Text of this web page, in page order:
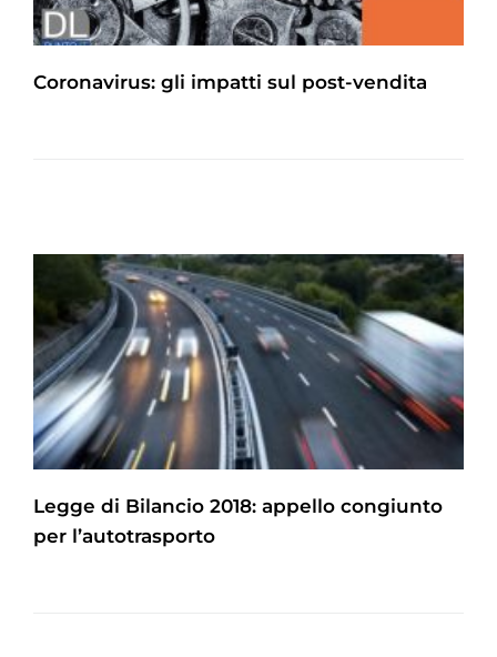
Coronavirus: gli impatti sul post-vendita
Legge di Bilancio 2018: appello congiunto
per l’autotrasporto